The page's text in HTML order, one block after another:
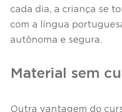
cada dia, a criança se
com a língua
autônoma e segura.
Material sem
Outra vantagem do